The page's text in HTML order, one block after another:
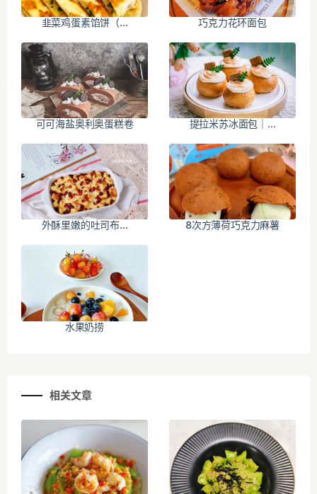
韭菜鸡蛋素馅饼（... 巧克力花环面包
可可海盐奥利奥蛋糕卷 提拉米苏冰面包｜...
外酥里嫩的吐司布... 8次方薄荷巧克力麻薯
水果奶捞
相关文章